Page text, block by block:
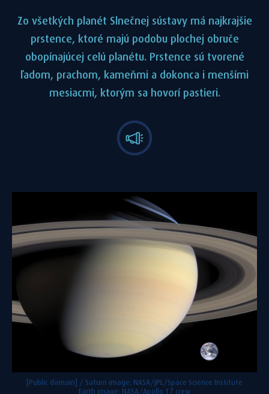
Zo všetkých planét Slnečnej sústavy má najkrajšie
prstence, ktoré majú podobu plochej obruče
obopínajúcej celú planétu. Prstence sú tvorené
ľadom, prachom, kameňmi a dokonca i menšími
mesiacmi, ktorým sa hovorí pastieri.
[Public domain] / Saturn image: NASA/JPL/Space Science Institute
Earth image: NASA/Apollo 17 crew